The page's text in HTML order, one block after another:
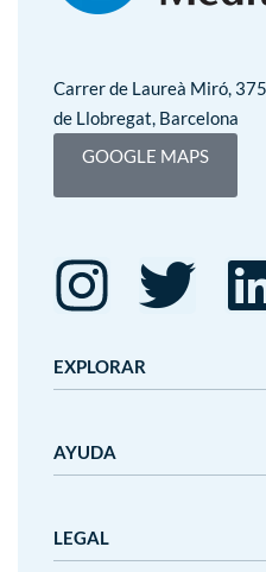
Carrer de Laureà Miró,
de Llobregat, Barcelona
GOOGLE MAPS
EXPLORAR
Gaudí
Nanit
AYUDA
Plazos y precios de entrega
LEGAL